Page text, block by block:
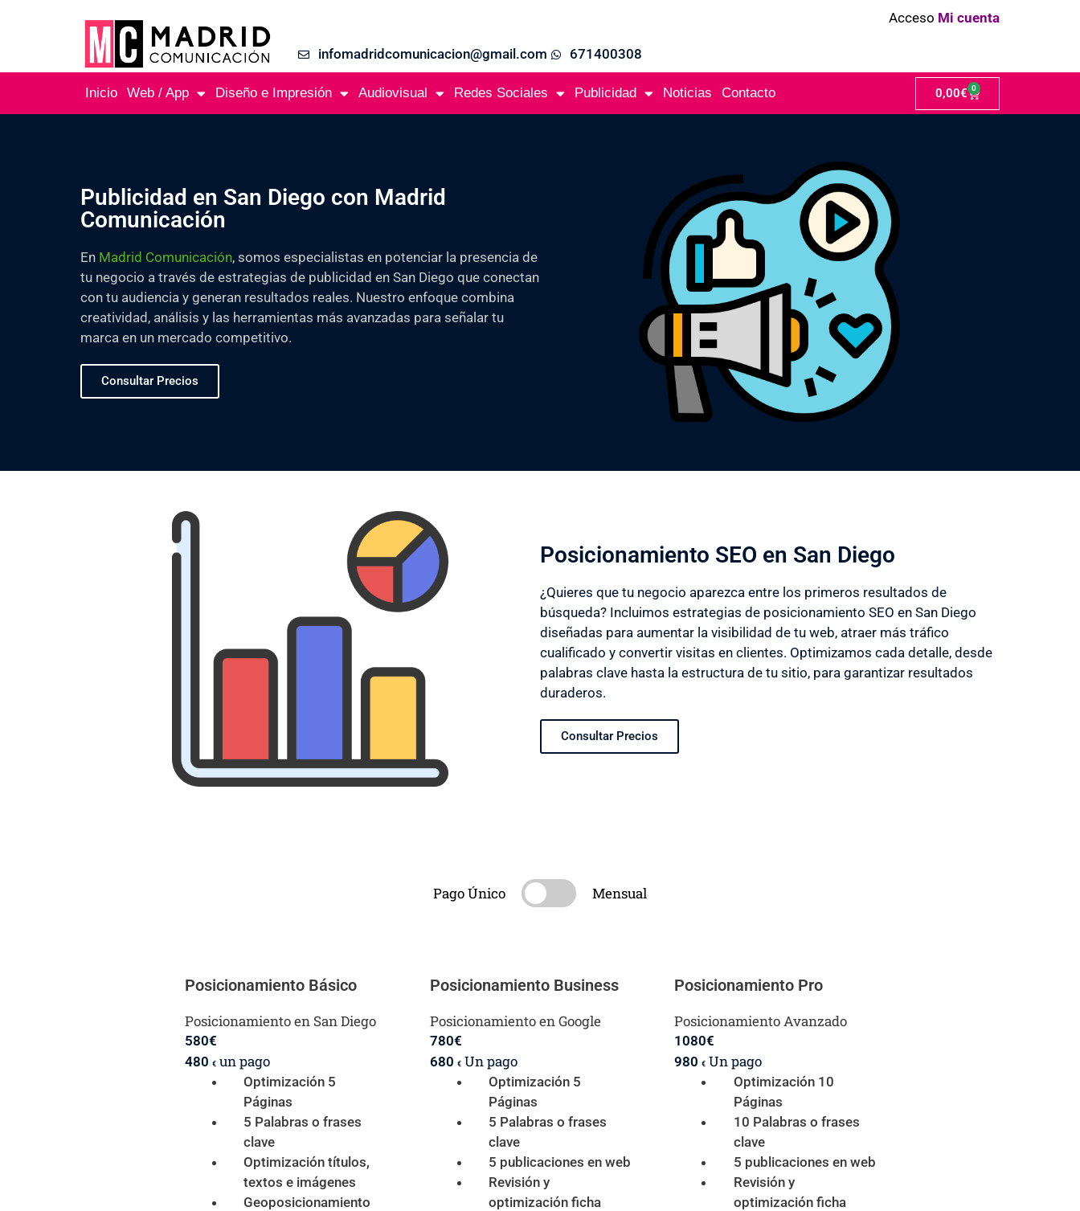
Acceso Mi cuenta
infomadridcomunicacion@gmail.com 671400308
Inicio Web / App Diseño e Impresión Audiovisual Redes Sociales Publicidad Noticias Contacto 0,00€ 0
Publicidad en San Diego con Madrid
Comunicación
En Madrid Comunicación, somos especialistas en potenciar la presencia de
tu negocio a través de estrategias de publicidad en San Diego que conectan
con tu audiencia y generan resultados reales. Nuestro enfoque combina
creatividad, análisis y las herramientas más avanzadas para señalar tu
marca en un mercado competitivo.
Consultar Precios
Posicionamiento SEO en San Diego
¿Quieres que tu negocio aparezca entre los primeros resultados de
búsqueda? Incluimos estrategias de posicionamiento SEO en San Diego
diseñadas para aumentar la visibilidad de tu web, atraer más tráfico
cualificado y convertir visitas en clientes. Optimizamos cada detalle, desde
palabras clave hasta la estructura de tu sitio, para garantizar resultados
duraderos.
Consultar Precios
Pago Único Mensual
Posicionamiento Básico
Posicionamiento en San Diego
580€
480 € un pago
Optimización 5
Páginas
5 Palabras o frases
clave
Optimización títulos,
textos e imágenes
Geoposicionamiento
Posicionamiento Business
Posicionamiento en Google
780€
680 € Un pago
Optimización 5
Páginas
5 Palabras o frases
clave
5 publicaciones en web
Revisión y
optimización ficha
Posicionamiento Pro
Posicionamiento Avanzado
1080€
980€ Un pago
Optimización 10
Páginas
10 Palabras o frases
clave
5 publicaciones en web
Revisión y
optimización ficha